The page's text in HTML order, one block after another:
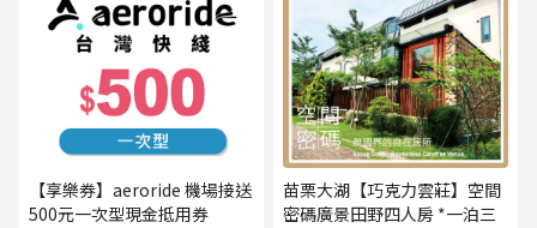
【享樂券】aeroride 機場接送
500元一次型現金抵用券
苗栗大湖【巧克力雲莊】空間
密碼廣景田野四人房 *一泊三